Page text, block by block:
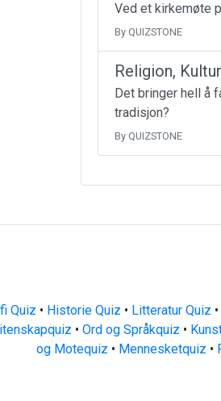
Ved et kirkemøte
By QUIZSTONE
Religion,
Det bringer hell å
tradisjon?
By QUIZSTONE
Quiz • Historie Quiz • Litteratur Quiz •
• Ord og Språkquiz •
og Motequiz • Mennesketquiz •